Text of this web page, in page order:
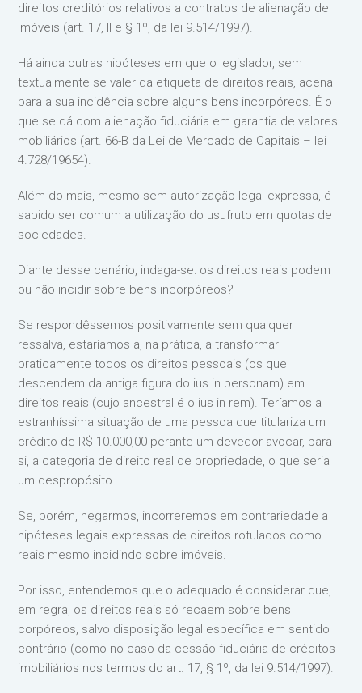
direitos creditórios relativos a contratos de alienação de
imóveis (art. 17, II e § 1º, da lei 9.514/1997).
Há ainda outras hipóteses em que o legislador, sem
textualmente se valer da etiqueta de direitos reais, acena
para a sua incidência sobre alguns bens incorpóreos. É o
que se dá com alienação fiduciária em garantia de valores
mobiliários (art. 66-B da Lei de Mercado de Capitais – lei
4.728/19654).
Além do mais, mesmo sem autorização legal expressa, é
sabido ser comum a utilização do usufruto em quotas de
sociedades.
Diante desse cenário, indaga-se: os direitos reais podem
ou não incidir sobre bens incorpóreos?
Se respondêssemos positivamente sem qualquer
ressalva, estaríamos a, na prática, a transformar
praticamente todos os direitos pessoais (os que
descendem da antiga figura do ius in personam) em
direitos reais (cujo ancestral é o ius in rem). Teríamos a
estranhíssima situação de uma pessoa que titulariza um
crédito de R$ 10.000,00 perante um devedor avocar, para
si, a categoria de direito real de propriedade, o que seria
um despropósito.
Se, porém, negarmos, incorreremos em contrariedade a
hipóteses legais expressas de direitos rotulados como
reais mesmo incidindo sobre imóveis.
Por isso, entendemos que o adequado é considerar que,
em regra, os direitos reais só recaem sobre bens
corpóreos, salvo disposição legal específica em sentido
contrário (como no caso da cessão fiduciária de créditos
imobiliários nos termos do art. 17, § 1º, da lei 9.514/1997).